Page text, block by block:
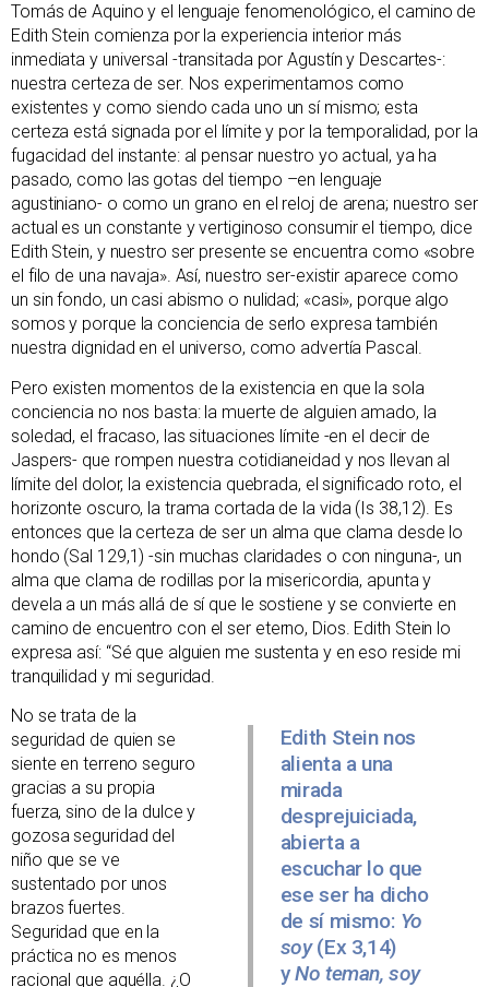
Tomás de Aquino y el lenguaje fenomenológico, el camino de
Edith Stein comienza por la experiencia interior más
inmediata y universal -transitada por Agustín y Descartes-:
nuestra certeza de ser. Nos experimentamos como
existentes y como siendo cada uno un sí mismo; esta
certeza está signada por el límite y por la temporalidad, por la
fugacidad del instante: al pensar nuestro yo actual, ya ha
pasado, como las gotas del tiempo –en lenguaje
agustiniano- o como un grano en el reloj de arena; nuestro ser
actual es un constante y vertiginoso consumir el tiempo, dice
Edith Stein, y nuestro ser presente se encuentra como «sobre
el filo de una navaja». Así, nuestro ser-existir aparece como
un sin fondo, un casi abismo o nulidad; «casi», porque algo
somos y porque la conciencia de serlo expresa también
nuestra dignidad en el universo, como advertía Pascal.
Pero existen momentos de la existencia en que la sola
conciencia no nos basta: la muerte de alguien amado, la
soledad, el fracaso, las situaciones límite -en el decir de
Jaspers- que rompen nuestra cotidianeidad y nos llevan al
límite del dolor, la existencia quebrada, el significado roto, el
horizonte oscuro, la trama cortada de la vida (Is 38,12). Es
entonces que la certeza de ser un alma que clama desde lo
hondo (Sal 129,1) -sin muchas claridades o con ninguna-, un
alma que clama de rodillas por la misericordia, apunta y
devela a un más allá de sí que le sostiene y se convierte en
camino de encuentro con el ser eterno, Dios. Edith Stein lo
expresa así: “Sé que alguien me sustenta y en eso reside mi
tranquilidad y mi seguridad.
Edith Stein nos
alienta a una
mirada
desprejuiciada,
abierta a
escuchar lo que
ese ser ha dicho
de sí mismo: Yo
soy(Ex 3,14)
yNo teman, soy
No se trata de la
seguridad de quien se
siente en terreno seguro
gracias a su propia
fuerza, sino de la dulce y
gozosa seguridad del
niño que se ve
sustentado por unos
brazos fuertes.
Seguridad que en la
práctica no es menos
racional que aquélla. ¿O